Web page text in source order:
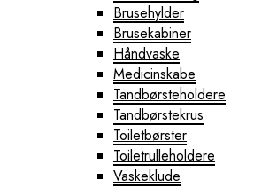
Brusehylder
Brusekabiner
Håndvaske
Medicinskabe
Tandbørsteholdere
Tandbørstekrus
Toiletbørster
Toiletrulleholdere
Vaskeklude